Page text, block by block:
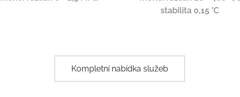
stabilita 0,15 °C
Kompletní nabídka služeb